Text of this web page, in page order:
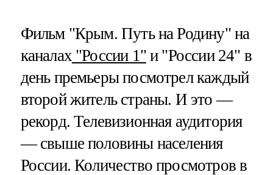
Фильм "Крым. Путь на Родину" на
каналах"России 1"и "России 24" в
день премьеры посмотрел каждый
второй житель страны. И это —
рекорд. Телевизионная аудитория
— свыше половины населения
России. Количество просмотров в